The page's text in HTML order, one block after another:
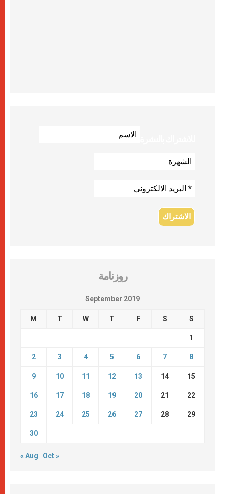
روزنامة
September 2019
M T W T F S S
1
2 3 4 5 6 7 8
9 10 11 12 13 14 15
16 17 18 19 20 21 22
23 24 25 26 27 28 29
30
« Aug Oct »